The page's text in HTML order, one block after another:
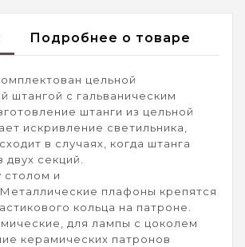
Подробнее о товаре
цельной
штангой с гальваническим
штанги из цельной
искривление светильника,
в случаях, когда штанга
секций.
столом и
плафоны крепятся
кольца на патроне.
для лампы с цоколем
керамических патронов